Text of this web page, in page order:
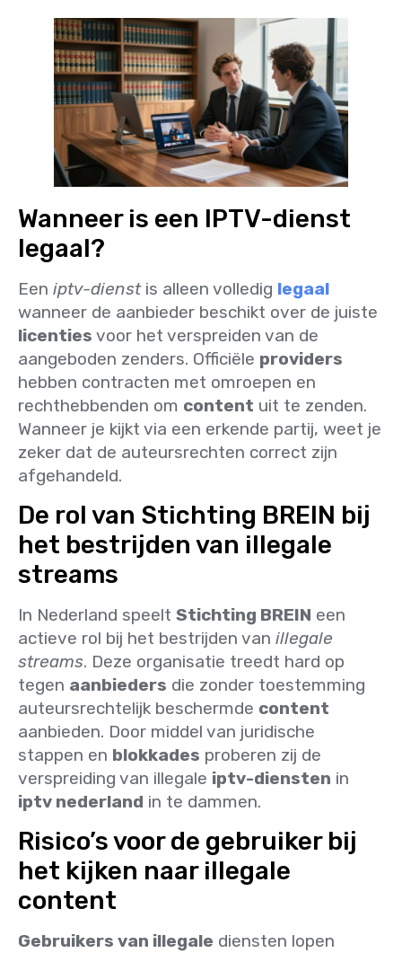
Wanneer is een IPTV-dienst
legaal?
Een iptv-dienstis alleen volledig legaal
wanneer de aanbieder beschikt over de juiste
licenties voor het verspreiden van de
aangeboden zenders. Officiële providers
hebben contracten met omroepen en
rechthebbenden om content uit te zenden.
Wanneer je kijkt via een erkende partij, weet je
zeker dat de auteursrechten correct zijn
afgehandeld.
De rol van Stichting BREIN bij
het bestrijden van illegale
streams
In Nederland speelt Stichting BREIN een
actieve rol bij het bestrijden van illegale
streams. Deze organisatie treedt hard op
tegen aanbieders die zonder toestemming
auteursrechtelijk beschermde content
aanbieden. Door middel van juridische
stappen en blokkades proberen zij de
verspreiding van illegale iptv-diensten in
iptv nederland in te dammen.
Risico’s voor de gebruiker bij
het kijken naar illegale
content
Gebruikers van illegale diensten lopen